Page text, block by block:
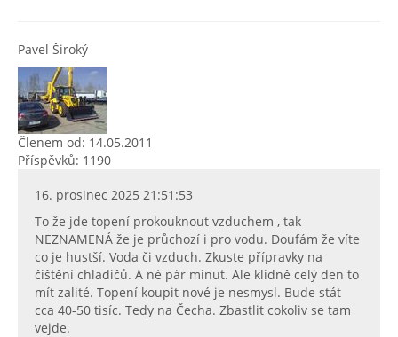
Pavel Široký
Členem od: 14.05.2011
Příspěvků: 1190
16. prosinec 2025 21:51:53
To že jde topení prokouknout vzduchem , tak
NEZNAMENÁ že je průchozí i pro vodu. Doufám že víte
co je hustší. Voda či vzduch. Zkuste přípravky na
čištění chladičů. A né pár minut. Ale klidně celý den to
mít zalité. Topení koupit nové je nesmysl. Bude stát
cca 40-50 tisíc. Tedy na Čecha. Zbastlit cokoliv se tam
vejde.